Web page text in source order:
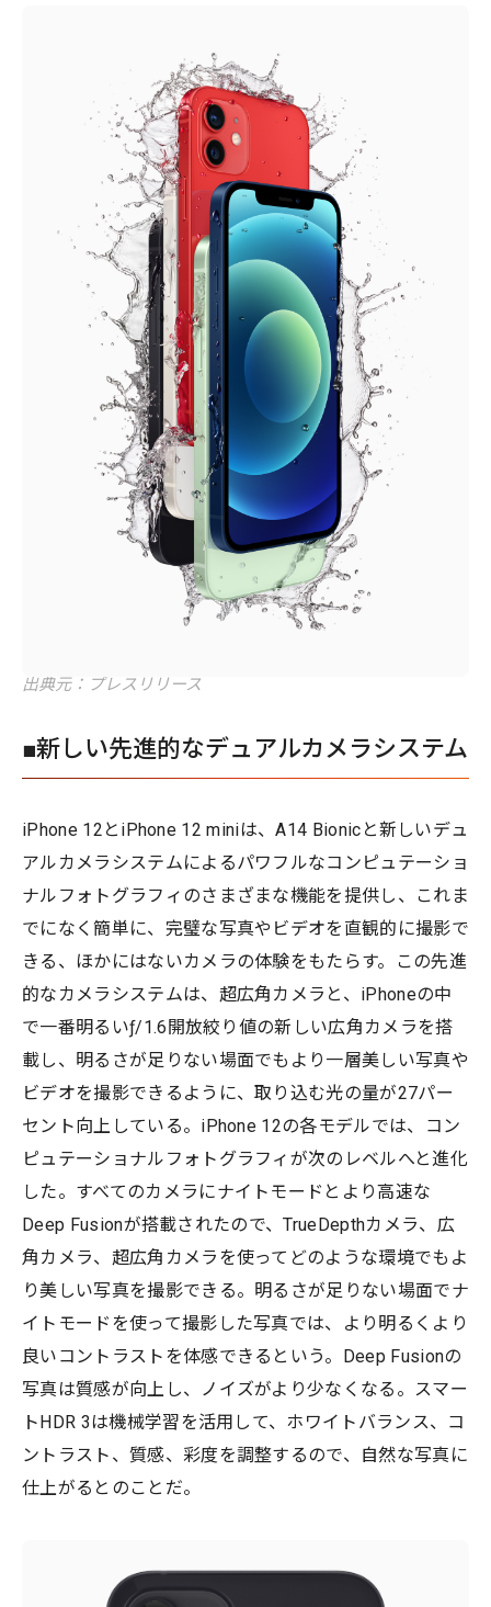
出典元：プレスリリース
■新しい先進的なデュアルカメラシステム
iPhone 12とiPhone 12 miniは、A14 Bionicと新しいデュ
アルカメラシステムによるパワフルなコンピュテーショ
ナルフォトグラフィのさまざまな機能を提供し、これま
でになく簡単に、完璧な写真やビデオを直観的に撮影で
きる、ほかにはないカメラの体験をもたらす。この先進
的なカメラシステムは、超広角カメラと、iPhoneの中
で一番明るいƒ/1.6開放絞り値の新しい広角カメラを搭
載し、明るさが足りない場面でもより一層美しい写真や
ビデオを撮影できるように、取り込む光の量が27パー
セント向上している。iPhone 12の各モデルでは、コン
ピュテーショナルフォトグラフィが次のレベルへと進化
した。すべてのカメラにナイトモードとより高速な
Deep Fusionが搭載されたので、TrueDepthカメラ、広
角カメラ、超広角カメラを使ってどのような環境でもよ
り美しい写真を撮影できる。明るさが足りない場面でナ
イトモードを使って撮影した写真では、より明るくより
良いコントラストを体感できるという。Deep Fusionの
写真は質感が向上し、ノイズがより少なくなる。スマー
トHDR 3は機械学習を活用して、ホワイトバランス、コ
ントラスト、質感、彩度を調整するので、自然な写真に
仕上がるとのことだ。